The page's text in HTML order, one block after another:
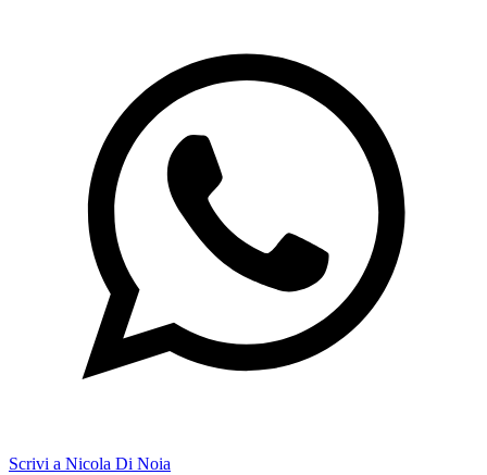
Scrivi a Nicola Di Noia